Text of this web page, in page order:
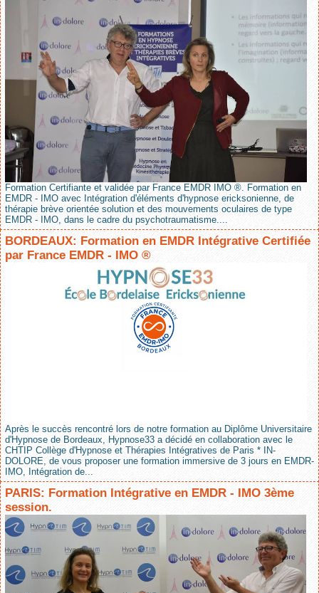
Formation Certifiante et validée par France EMDR IMO ®. Formation en
EMDR - IMO avec Intégration d'éléments d'hypnose ericksonienne, de
thérapie brève orientée solution et des mouvements oculaires de type
EMDR - IMO, dans le cadre du psychotraumatisme....
BORDEAUX: Formation en EMDR Intégrative Certifiée
par France EMDR - IMO ®
Après le succès rencontré lors de notre formation au Diplôme Universitaire
d'Hypnose de Bordeaux, Hypnose33 a décidé en collaboration avec le
CHTIP Collège d'Hypnose et Thérapies Intégratives de Paris * IN-
DOLORE, de vous proposer une formation immersive de 3 jours en EMDR-
IMO, Intégration de...
PARIS: Formation Intégrative en EMDR - IMO 3ème
session.